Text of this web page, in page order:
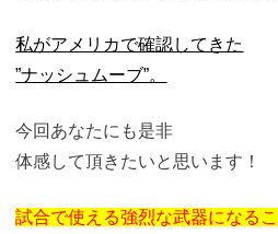
私がアメリカで確認してきた
”ナッシュムーブ”。
今回あなたにも是非
体感して頂きたいと思います！
試合で使える強烈な武器になる